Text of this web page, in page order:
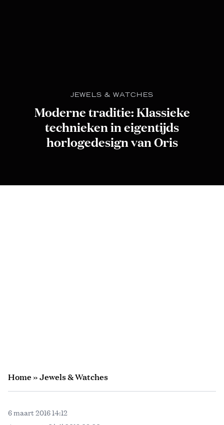
JEWELS & WATCHES
Moderne traditie: Klassieke
technieken in eigentijds
horlogedesign van Oris
Home»Jewels & Watches
6 maart 2016 14:12